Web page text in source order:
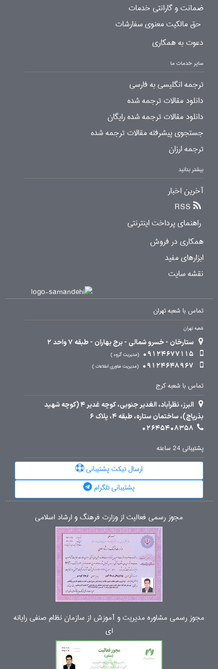
ضمانت و گارانتی خدمات
حق مالکیت معنوی سفارشات
دعوت به همکاری
سایر خدمات ما
ترجمه انگلیسی به فارسی
دانلود مقالات ترجمه شده
دانلود مقالات ترجمه شده رایگان
جستجوی پیشرفته مقالات ترجمه شده
ترجمه ارزان
بیشتر بدانید
آخرین اخبار
RSS
راهنمای پرداخت اینترنتی
همکاری در فروش
ابزارهای مفید
نقشه سایت
تماس با شعبه تهران
شعبه تهران
ستارخان - خسرو شمالی - برج بهاران - طبقه 7 واحد 2
09124677115
مدیریت گروه
09124648967 مدیریت فناوری اطلاعات
تماس با شعبه کرج
البرز، نظرآباد، الغدیر جنوبی، کوچه غدیر 4 (کوچه شهید
بذرپاچ)، ساختمان ستاره، طبقه 4، پلاک 6
02645408358
پشتیبانی 24 ساعته
ارسال تیکت پشتیبانی
پشتیبانی تلگرام
مجوز رسمی فعالیت از وزارت فرهنگ و ارشاد اسلامی
مجوز رسمی مشاوره مدیریت و آموزش از سازمان نظام صنفی رایانه
ای